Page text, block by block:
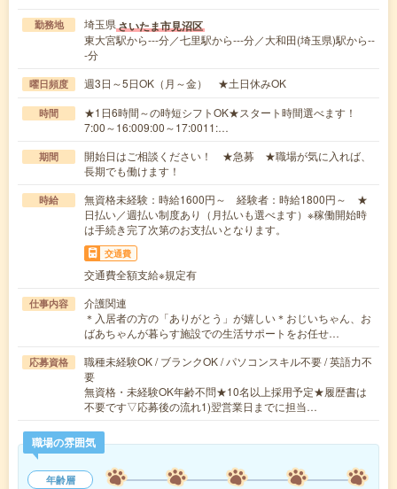
勤務地 埼玉県さいたま市見沼区
東大宮駅から---分／七里駅から---分／大和田(埼玉県)駅から--
-分
曜日頻度 週3日～5日OK（月～金） ★土日休みOK
時間
★1日6時間～の時短シフトOK★スタート時間選べます！
7:00～16:009:00～17:0011:…
期間
開始日はご相談ください！ ★急募 ★職場が気に入れば、
長期でも働けます！
時給
無資格未経験：時給1600円～ 経験者：時給1800円～ ★
日払い／週払い制度あり（月払いも選べます）※稼働開始時
は手続き完了次第のお支払いとなります。
交通費
交通費全額支給※規定有
仕事内容
介護関連
＊入居者の方の「ありがとう」が嬉しい＊おじいちゃん、お
ばあちゃんが暮らす施設での生活サポートをお任せ…
応募資格
職種未経験OK / ブランクOK / パソコンスキル不要 / 英語力不
要
無資格・未経験OK年齢不問★10名以上採用予定★履歴書は
不要です▽応募後の流れ1)翌営業日までに担当…
職場の雰囲気
年齢層